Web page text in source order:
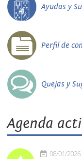
Ayudas y
Perfil de
Quejas y
Agenda
08/01/2026